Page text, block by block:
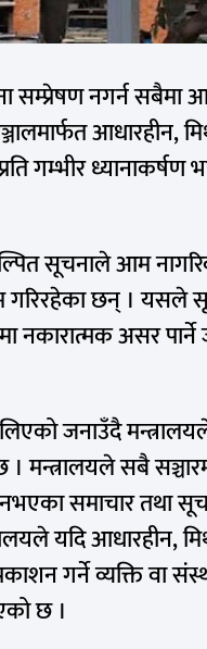
सम्प्रेषण नगर्न सबैमा
आधारहीन,
गम्भीर
सूचनाले आम
गरिरहेका छन् । यसले
नकारात्मक असर
जनाउँदै
। मन्त्रालयले सबै
नभएका समाचार तथा
यदि आधारहीन,
गर्ने व्यक्ति वा
छ ।